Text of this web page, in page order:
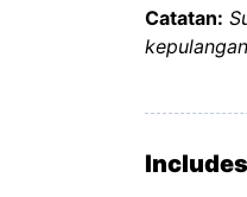
Catatan:
Includes